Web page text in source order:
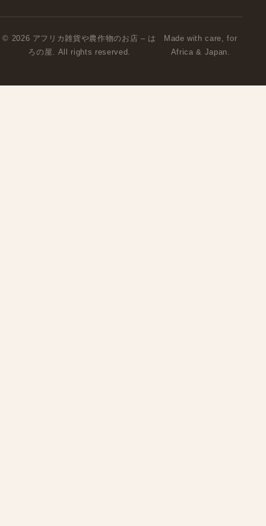
© 2026 アフリカ雑貨や農作物のお店 – は
ろの屋. All rights reserved.
Made with care, for
Africa & Japan.